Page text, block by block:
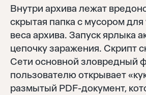
Внутри архива лежат
скрытая папка с мусором
веса архива. Запуск ярлыка
цепочку заражения. Скрипт
Сети основной зловредный
пользователю открывает
размытый PDF-документ,